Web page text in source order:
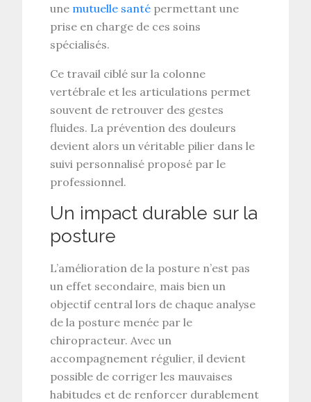
une mutuelle santé permettant une
prise en charge de ces soins
spécialisés.
Ce travail ciblé sur la colonne
vertébrale et les articulations permet
souvent de retrouver des gestes
fluides. La prévention des douleurs
devient alors un véritable pilier dans le
suivi personnalisé proposé par le
professionnel.
Un impact durable sur la
posture
L’amélioration de la posture n’est pas
un effet secondaire, mais bien un
objectif central lors de chaque analyse
de la posture menée par le
chiropracteur. Avec un
accompagnement régulier, il devient
possible de corriger les mauvaises
habitudes et de renforcer durablement